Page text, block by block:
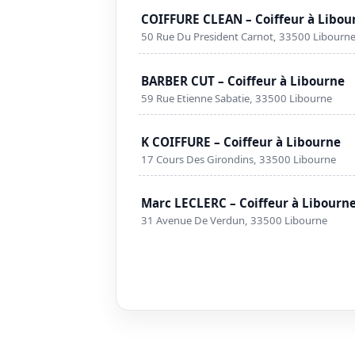
COIFFURE CLEAN – Coiffeur à
50 Rue Du President Carnot, 33500 Libourne
BARBER CUT – Coiffeur à Libourne
59 Rue Etienne Sabatie, 33500 Libourne
K COIFFURE – Coiffeur à Libourne
17 Cours Des Girondins, 33500 Libourne
Marc LECLERC – Coiffeur à
31 Avenue De Verdun, 33500 Libourne